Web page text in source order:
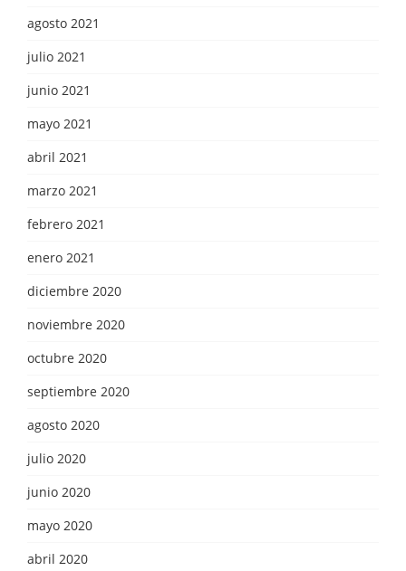
agosto 2021
julio 2021
junio 2021
mayo 2021
abril 2021
marzo 2021
febrero 2021
enero 2021
diciembre 2020
noviembre 2020
octubre 2020
septiembre 2020
agosto 2020
julio 2020
junio 2020
mayo 2020
abril 2020